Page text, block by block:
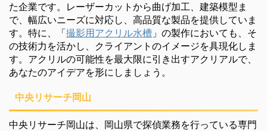
た企業です。レーザーカットから曲げ加工、建築模型ま
で、幅広いニーズに対応し、高品質な製品を提供していま
す。特に、「撮影用アクリル水槽 」の製作においても、そ
の技術力を活かし、クライアントのイメージを具現化しま
す。アクリルの可能性を最大限に引き出すアクリアルで、
あなたのアイデアを形にしましょう。
中央リサーチ岡山
中央リサーチ岡山は、岡山県で探偵業務を行っている専門